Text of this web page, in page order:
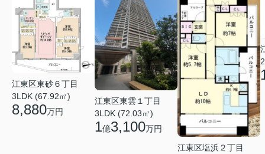
江東区東砂６丁目
3LDK (67.92㎡)
8,880万円
江東区東雲１丁目
3LDK (72.03㎡)
1億3,100万円
江東区塩浜２丁目